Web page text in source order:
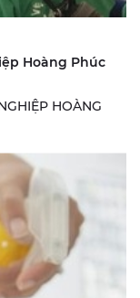
Hoàng Phúc
HOÀNG